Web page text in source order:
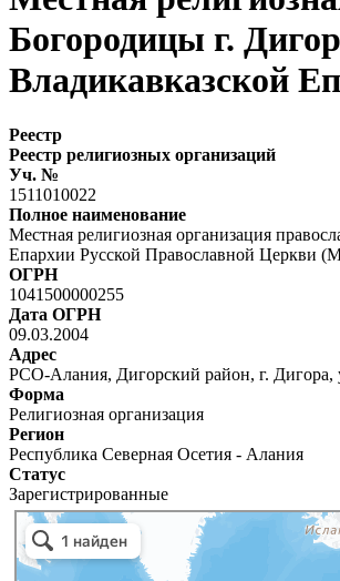
Богородицы г.
Владикавказской
Реестр
Реестр религиозных организаций
Уч. №
1511010022
Полное наименование
Местная религиозная организация
Епархии Русской Православной Церкви
ОГРН
1041500000255
Дата ОГРН
09.03.2004
Адрес
РСО-Алания, Дигорский район, г. Дигора,
Форма
Религиозная организация
Регион
Республика Северная Осетия - Алания
Статус
Зарегистрированные